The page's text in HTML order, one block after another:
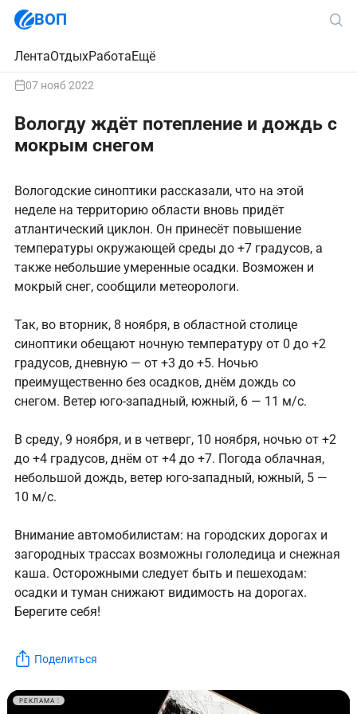
ВОП
ЛентаОтдыхРаботаЕщё
07 нояб 2022
Вологду ждёт потепление и дождь с
мокрым снегом
Вологодские синоптики рассказали, что на этой
неделе на территорию области вновь придёт
атлантический циклон. Он принесёт повышение
температуры окружающей среды до +7 градусов, а
также небольшие умеренные осадки. Возможен и
мокрый снег, сообщили метеорологи.
Так, во вторник, 8 ноября, в областной столице
синоптики обещают ночную температуру от 0 до +2
градусов, дневную — от +3 до +5. Ночью
преимущественно без осадков, днём дождь со
снегом. Ветер юго-западный, южный, 6 — 11 м/с.
В среду, 9 ноября, и в четверг, 10 ноября, ночью от +2
до +4 градусов, днём от +4 до +7. Погода облачная,
небольшой дождь, ветер юго-западный, южный, 5 —
10 м/с.
Внимание автомобилистам: на городских дорогах и
загородных трассах возможны гололедица и снежная
каша. Осторожными следует быть и пешеходам:
осадки и туман снижают видимость на дорогах.
Берегите себя!
Поделиться
РЕКЛАМА